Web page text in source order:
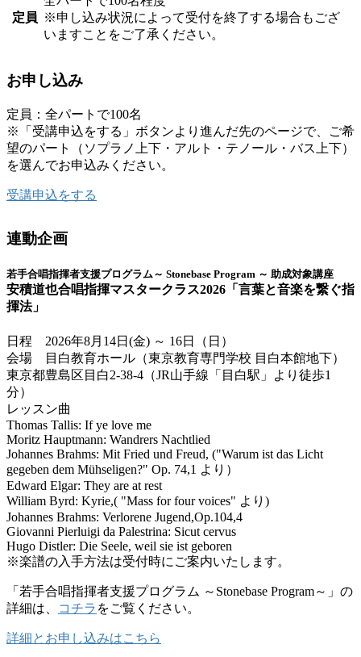
定員 ※申し込み状況によって受付を終了する場合もござ
いますことをご了承ください。
お申し込み
定員：全パートで100名
※「受講申込をする」ボタンより進んだ先のページで、ご希
望のパート（ソプラノ上下・アルト・テノール・バス上下）
を選んでお申込みください。
受講申込をする
連動企画
若手合唱指揮者支援プログラム～ Stonebase Program ～ 助成対象講座
安積道也合唱指揮マスタークラス2026「言葉と音楽を繋ぐ指
揮法」
日程 2026年8月14日(金) ～ 16日（日）
会場 目白教育ホール（東京教育専門学校 目白本館地下）
東京都豊島区目白2-38-4（JR山手線「目白駅」より徒歩1
分）
レッスン曲
Thomas Tallis: If ye love me
Moritz Hauptmann: Wandrers Nachtlied
Johannes Brahms: Mit Fried und Freud, ("Warum ist das Licht
gegeben dem Mühseligen?" Op. 74,1 より）
Edward Elgar: They are at rest
William Byrd: Kyrie,( "Mass for four voices" より)
Johannes Brahms: Verlorene Jugend,Op.104,4
Giovanni Pierluigi da Palestrina: Sicut cervus
Hugo Distler: Die Seele, weil sie ist geboren
※楽譜の入手方法は受付時にご案内いたします。
「若手合唱指揮者支援プログラム ～Stonebase Program～」の
詳細は、
コチラ をご覧ください。
詳細とお申し込みはこちら